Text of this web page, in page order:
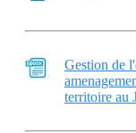
Gestion de
territoire au